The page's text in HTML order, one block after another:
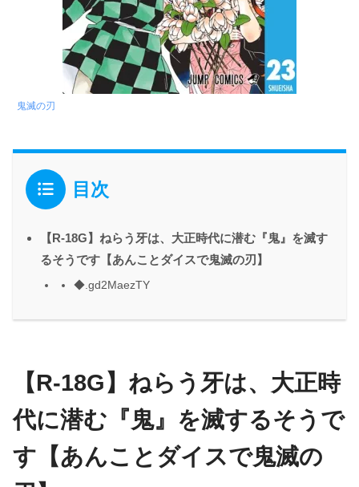
鬼滅の刃
目次
【R-18G】ねらう牙は、大正時代に潜む『鬼』を滅す
るそうです【あんことダイスで鬼滅の刃】
◆.gd2MaezTY
【R-18G】ねらう牙は、大正時
代に潜む『鬼』を滅するそうで
す【あんことダイスで鬼滅の